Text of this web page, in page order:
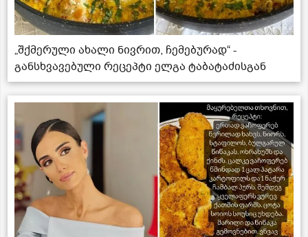
„შქმერული ახალი ნივრით, ჩემებურად“ -
განსხვავებული რეცეპტი ელგა ტაბატაძისგან